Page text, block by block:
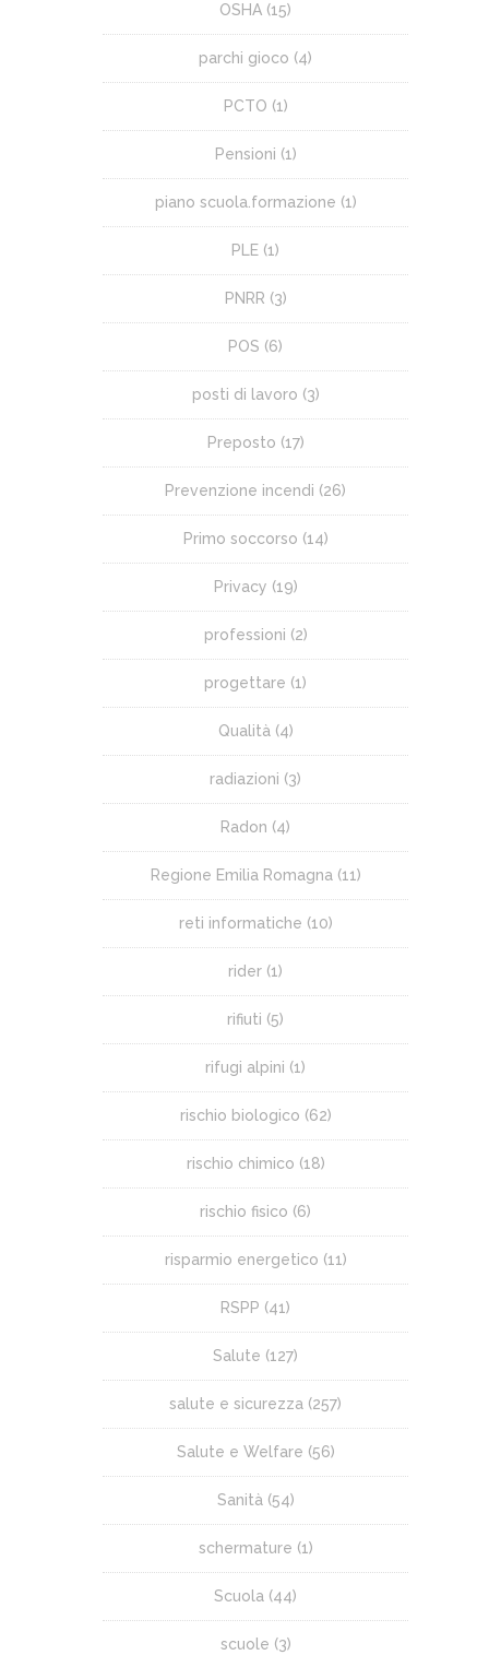
OSHA (15)
parchi gioco (4)
PCTO (1)
Pensioni (1)
piano scuola.formazione (1)
PLE (1)
PNRR (3)
POS (6)
posti di lavoro (3)
Preposto (17)
Prevenzione incendi (26)
Primo soccorso (14)
Privacy (19)
professioni (2)
progettare (1)
Qualità (4)
radiazioni (3)
Radon (4)
Regione Emilia Romagna (11)
reti informatiche (10)
rider (1)
rifiuti (5)
rifugi alpini (1)
rischio biologico (62)
rischio chimico (18)
rischio fisico (6)
risparmio energetico (11)
RSPP (41)
Salute (127)
salute e sicurezza (257)
Salute e Welfare (56)
Sanità (54)
schermature (1)
Scuola (44)
scuole (3)